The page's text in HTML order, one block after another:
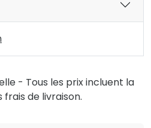
- Tous les prix incluent la
frais de livraison.